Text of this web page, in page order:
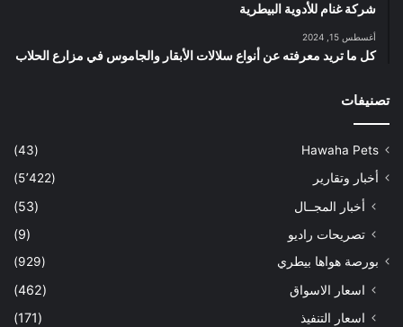
شركة غنام للأدوية البيطرية
أغسطس 15, 2024
كل ما تريد معرفته عن أنواع سلالات الأبقار والجاموس في مزارع الحلاب
تصنيفات
Hawaha Pets
(43)
أخبار وتقارير
(5٬422)
أخبار المجــال
(53)
تصريحات راديو
(9)
بورصة هواها بيطري (929)
اسعار الاسواق
(462)
اسعار التنفيذ
(171)